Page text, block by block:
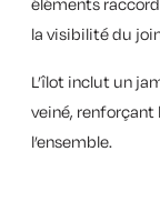
la visibilité du
L’îlot inclut un
veiné,
l’ensemble.